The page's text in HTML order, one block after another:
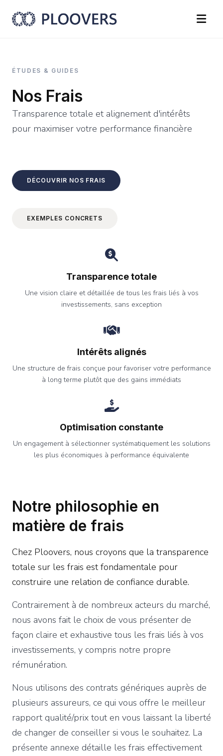
ÉTUDES & GUIDES
Nos Frais
Transparence totale et alignement d'intérêts
pour maximiser votre performance financière
DÉCOUVRIR NOS FRAIS
EXEMPLES CONCRETS
Transparence totale
Une vision claire et détaillée de tous les frais liés à vos
investissements, sans exception
Intérêts alignés
Une structure de frais conçue pour favoriser votre performance
à long terme plutôt que des gains immédiats
Optimisation constante
Un engagement à sélectionner systématiquement les solutions
les plus économiques à performance équivalente
Notre philosophie en
matière de frais
Chez Ploovers, nous croyons que la transparence
totale sur les frais est fondamentale pour
construire une relation de confiance durable.
Contrairement à de nombreux acteurs du marché,
nous avons fait le choix de vous présenter de
façon claire et exhaustive tous les frais liés à vos
investissements, y compris notre propre
rémunération.
Nous utilisons des contrats génériques auprès de
plusieurs assureurs, ce qui vous offre le meilleur
rapport qualité/prix tout en vous laissant la liberté
de changer de conseiller si vous le souhaitez. La
présente annexe détaille les frais effectivement